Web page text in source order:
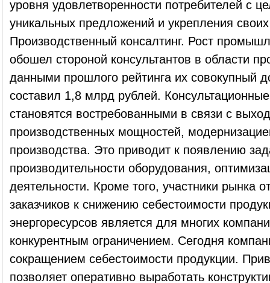
уровня удовлетворенности потребителей с
уникальных предложений и укрепления
Производственный консалтинг. Рост
обошел стороной консультантов в области
данными прошлого рейтинга их совокупный
составил 1,8 млрд рублей.
становятся востребованными в связи с
производственных мощностей,
производства. Это приводит к появлению
производительности оборудования,
деятельности. Кроме того, участники рынка
заказчиков к снижению себестоимости
энергоресурсов является для многих
конкурентным ограничением. Сегодня
сокращением себестоимости продукции.
позволяет оперативно выработать